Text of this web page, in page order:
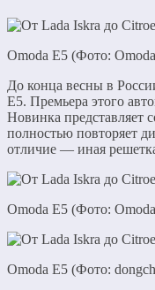
Omoda E5 (Фото:
До конца весны в
E5. Премьера этого
Новинка представляет
полностью повторяет
отличие — иная
Omoda E5 (Фото:
Omoda E5 (Фото: